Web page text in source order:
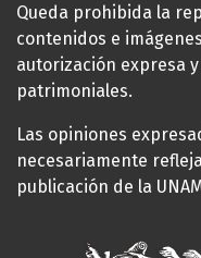
Queda prohibida la
contenidos e
autorización expresa
patrimoniales.
Las opiniones
necesariamente
publicación de la